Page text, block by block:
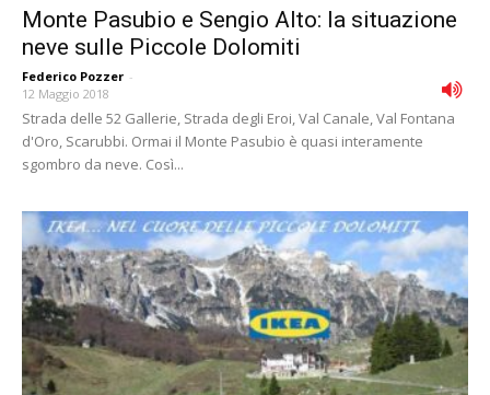
Monte Pasubio e Sengio Alto: la situazione
neve sulle Piccole Dolomiti
Federico Pozzer -
12 Maggio 2018
Strada delle 52 Gallerie, Strada degli Eroi, Val Canale, Val Fontana
d'Oro, Scarubbi. Ormai il Monte Pasubio è quasi interamente
sgombro da neve. Così...